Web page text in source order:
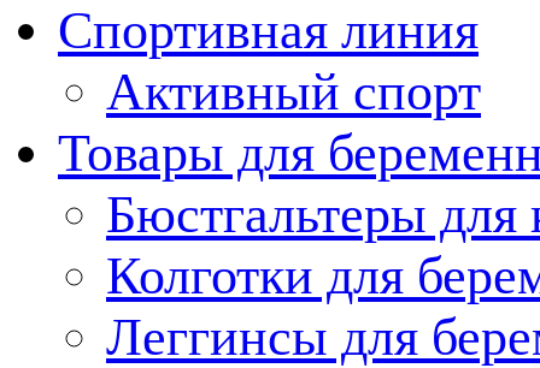
Спортивная линия
Активный спорт
Товары для
Бюстгальтеры
Колготки для
Леггинсы для